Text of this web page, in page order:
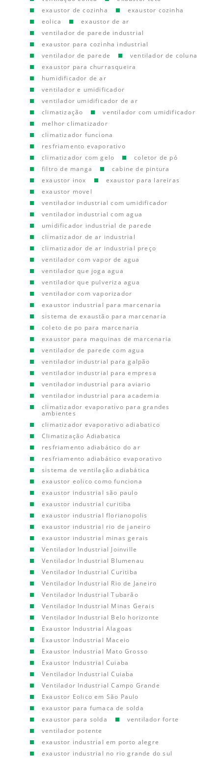
exaustor de cozinha
exaustor cozinha
eolica
exaustor de ar
ventilador de parede industrial
exaustor para cozinha industrial
ventilador de parede
ventilador de coluna
exaustor para churrasqueira
humidificador de ar
ventilador e umidificador
ventilador umidificador de ar
climatização
ventilador com umidificador
melhor climatizador
climatizador funciona
resfriamento evaporativo
climatizador com gelo
coletor de pó
filtro de manga
cabine de pintura
exaustor inox
exaustor para lareiras
exaustor movel
ventilador industrial com umidificador
ventilador industrial com agua
umidificador industrial de parede
climatizador de ar industrial
climatizador de ar industrial preço
ventilador com vapor de agua
ventilador que joga agua
ventilador que pulveriza agua
ventilador com vaporizador
exaustor industrial para marcenaria
sistema de exaustão para marcenaria
coleto de po para marcenaria
exaustor para maquinas de marcenaria
ventilador de parede com agua
ventilador industrial para galpão
ventilador industrial para empresa
ventilador industrial para aviario
ventilador industrial para academia
climatizador evaporativo para grandes
ambientes
climatizador evaporativo adiabatico
Climatização Adiabatica
resfriamento adiabático do ar
resfriamento adiabático evaporativo
sistema de ventilação adiabática
exaustor eolico como funciona
exaustor industrial são paulo
exaustor industrial curitiba
exaustor industrial florianopolis
exaustor industrial rio de janeiro
exaustor industrial minas gerais
Ventilador Industrial Joinville
Ventilador Industrial Blumenau
Ventilador Industrial Curitiba
Ventilador Industrial Rio de Janeiro
Ventilador Industrial Tubarão
Ventilador Industrial Minas Gerais
Ventilador Industrial Belo horizonte
Exaustor Industrial Alagoas
Exaustor Industrial Maceio
Exaustor Industrial Mato Grosso
Exaustor Industrial Cuiaba
Ventilador Industrial Cuiaba
Ventilador Industrial Campo Grande
Exaustor Eolico em São Paulo
exaustor para fumaca de solda
exaustor para solda
ventilador forte
ventilador potente
exaustor industrial em porto alegre
exaustor industrial no rio grande do sul